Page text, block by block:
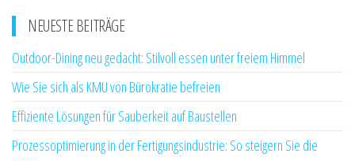
NEUESTE BEITRÄGE
Outdoor-Dining neu gedacht: Stilvoll essen unter freiem Himmel
Wie Sie sich als KMU von Bürokratie befreien
Effiziente Lösungen für Sauberkeit auf Baustellen
Prozessoptimierung in der Fertigungsindustrie: So steigern Sie die